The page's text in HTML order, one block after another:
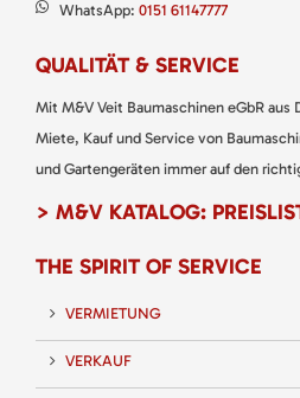
WhatsApp: 0151 61147777
QUALITÄT & SERVICE
Mit M&V Veit Baumaschinen eGbR aus
Miete, Kauf und Service von
und Gartengeräten immer auf den
> M&V KATALOG:
THE SPIRIT OF SERVICE
VERMIETUNG
VERKAUF